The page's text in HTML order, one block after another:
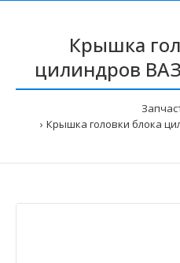
Крышка
цилиндров
Крышка головки блока